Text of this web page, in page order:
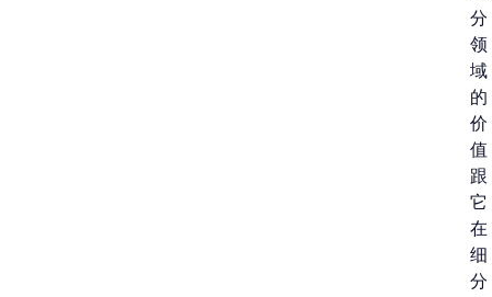
分
领
域
的
价
值
跟
它
在
细
分